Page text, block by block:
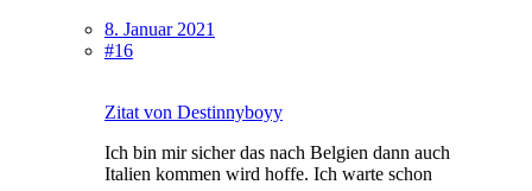
8. Januar 2021
#16
Zitat von Destinnyboyy
Ich bin mir sicher das nach Belgien dann auch
Italien kommen wird hoffe. Ich warte schon